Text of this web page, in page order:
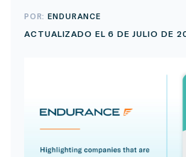
POR:ENDURANCE
ACTUALIZADO EL 6 DE JULIO DE